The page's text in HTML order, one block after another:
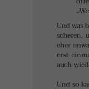
Und was
scheren,
eher
erst
auch
Und so